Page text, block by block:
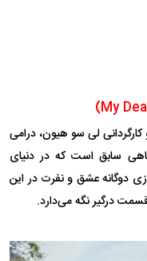
لی سو هیون، درامی
سابق است که در دنیای
دوگانه عشق و نفرت در این
قسمت درگیر نگه می‌دارد.